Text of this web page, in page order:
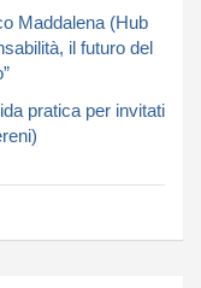
Maddalena (Hub
il futuro del
pratica per invitati